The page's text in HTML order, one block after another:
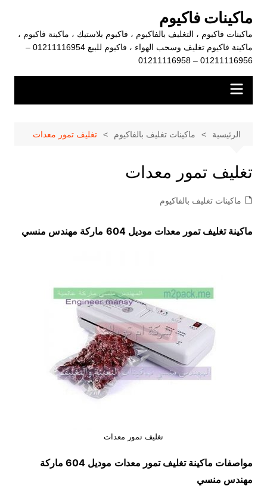
المحتوى
ماكينات فاكيوم
ماكينات فاكيوم ، التغليف بالفاكيوم ، فاكيوم بلاستيك ، ماكينة فاكيوم ،
ماكينة فاكيوم تغليف وسحب الهواء ، فاكيوم للبيع 01211116954 –
01211116956 – 01211116958
الرئيسية ماكينات تغليف بالفاكيوم تغليف تمور معدات
تغليف تمور معدات
ماكينات تغليف بالفاكيوم
ماكينة تغليف تمور معدات موديل 604 ماركة مهندس منسي
تغليف تمور معدات
مواصفات ماكينة تغليف تمور معدات موديل 604
ماركة
مهندس منسي